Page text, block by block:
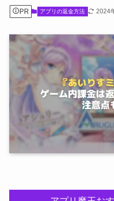
PR アプリの返金方法 2024